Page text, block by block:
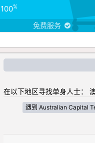
100%
免费服务
在以下地区寻找单身人士：
遇到 Australian Capital